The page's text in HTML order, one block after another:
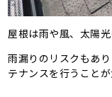
屋根は雨や風、太陽
雨漏りのリスクもあ
テナンスを行うことが